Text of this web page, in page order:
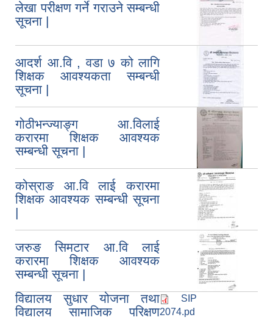
लेखा परीक्षण गर्ने गराउने सम्बन्धी
सूचना |
आदर्श आ.वि , वडा ७ को लागि
शिक्षक आवश्यकता सम्बन्धी
सूचना |
गोठीभन्ज्याङ्ग आ.विलाई
करारमा शिक्षक आवश्यक
सम्बन्धी सूचना |
कोस्राङ आ.वि लाई करारमा
शिक्षक आवश्यक सम्बन्धी सूचना
|
जरुङ सिमटार आ.वि लाई
करारमा शिक्षक आवश्यक
सम्बन्धी सूचना |
विद्यालय सुधार योजना तथा
विद्यालय सामाजिक परिक्षण
SIP
2074.pd